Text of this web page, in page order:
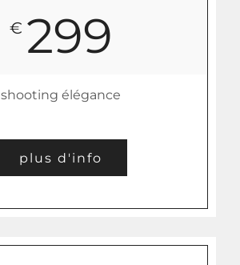
€ 299
shooting élégance
plus d'info